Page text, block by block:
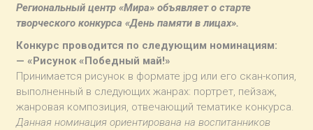
Региональный центр «Мира» объявляет о старте
творческого конкурса «День памяти в лицах».
Конкурс проводится по следующим номинациям:
— «Рисунок «Победный май!»
Принимается рисунок в формате jpg или его скан-копия,
выполненный в следующих жанрах: портрет, пейзаж,
жанровая композиция, отвечающий тематике конкурса.
Данная номинация ориентирована на воспитанников